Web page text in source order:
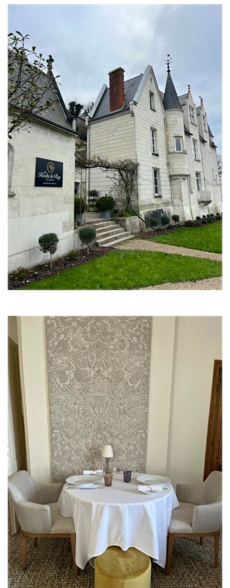
d’une
du chef.
Un intérieur de restaurant
pensé pour l’expérience
client
Dans les salles du restaurant, ladécoration intérieurejoue sur des
contrastes subtils, où des tons clairs et apaisants rencontrent des
textures riches et délicates. Les panneaux muraux matelassés
ajoutent du relief et de la chaleur à l’espace, tandis que l’éclairage a
été soigneusement étudié pour offrir une ambiance intimiste et
confortable. Des appliques murales modernes diffusent une lumière
douce et enveloppante, idéale pour accompagner lesrepas
gastronomiques
Les luminaires suspendus, légers et aériens, insufflent une note
contemporaine à l’ensemble, créant une atmosphère à la fois
confort et élégance, contribue à ladécoration de restauranten
renforçant l’idée de convivialité tout en respectant l’esthétique
recherchée par le chef Bridier. L’ensemble du mobilier, des chaises
aux tables, a été sélectionné avec soin pour offrir une continuité
visuelle entre ladécoration intérieureet l’expérience culinaire.
Matériaux et lumière : une
harmonie parfaite
Le sol du restaurant est recouvert d’une moquette texturée auxtons
lumineux et naturels, adoucissant l’atmosphère tout en apportant
une touche de chaleur visuelle. Cette attention portée aux détails,
aux textures et aux matériaux nobles fait partie intégrante de la
vision globale de l’agence, qui s’efforce de créer des espaces à la
fois fonctionnels et élégants. Le résultat est un
intérieur de
restaurantoù chaque élément participe à l’expérience client, en
offrant une atmosphère en parfaite harmonie avec la cuisine
innovante du chef.